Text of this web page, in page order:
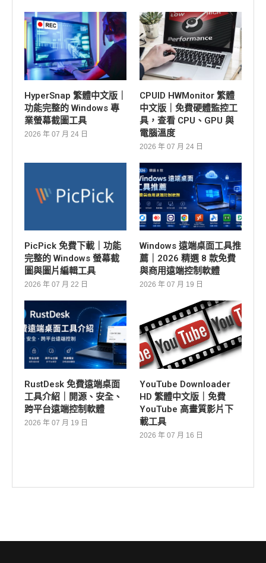
HyperSnap 繁體中文版｜
功能完整的 Windows 專
業螢幕截圖工具
2026 年 07 月 24 日
CPUID HWMonitor 繁體
中文版｜免費硬體監控工
具，查看 CPU、GPU 與
電腦溫度
2026 年 07 月 24 日
PicPick 免費下載｜功能
完整的 Windows 螢幕截
圖與圖片編輯工具
2026 年 07 月 22 日
Windows 遠端桌面工具推
薦｜2026 精選 8 款免費
與商用遠端控制軟體
2026 年 07 月 19 日
RustDesk 免費遠端桌面
工具介紹｜開源、安全、
跨平台遠端控制軟體
2026 年 07 月 19 日
YouTube Downloader
HD 繁體中文版｜免費
YouTube 高畫質影片下
載工具
2026 年 07 月 16 日